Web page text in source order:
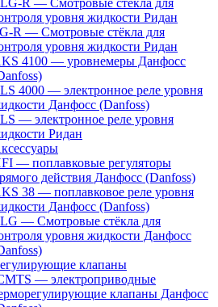
R — Смотровые стёкла для
уровня жидкости Ридан
R — Смотровые стёкла для
уровня жидкости Ридан
4100 — уровнемеры Данфосс
4000 — электронное реле уровня
Данфосс (Danfoss)
— электронное реле уровня
Ридан
— поплавковые регуляторы
действия Данфосс (Danfoss)
38 — поплавковое реле уровня
Данфосс (Danfoss)
— Смотровые стёкла для
уровня жидкости Данфосс
клапаны
— электроприводные
клапаны Данфосс